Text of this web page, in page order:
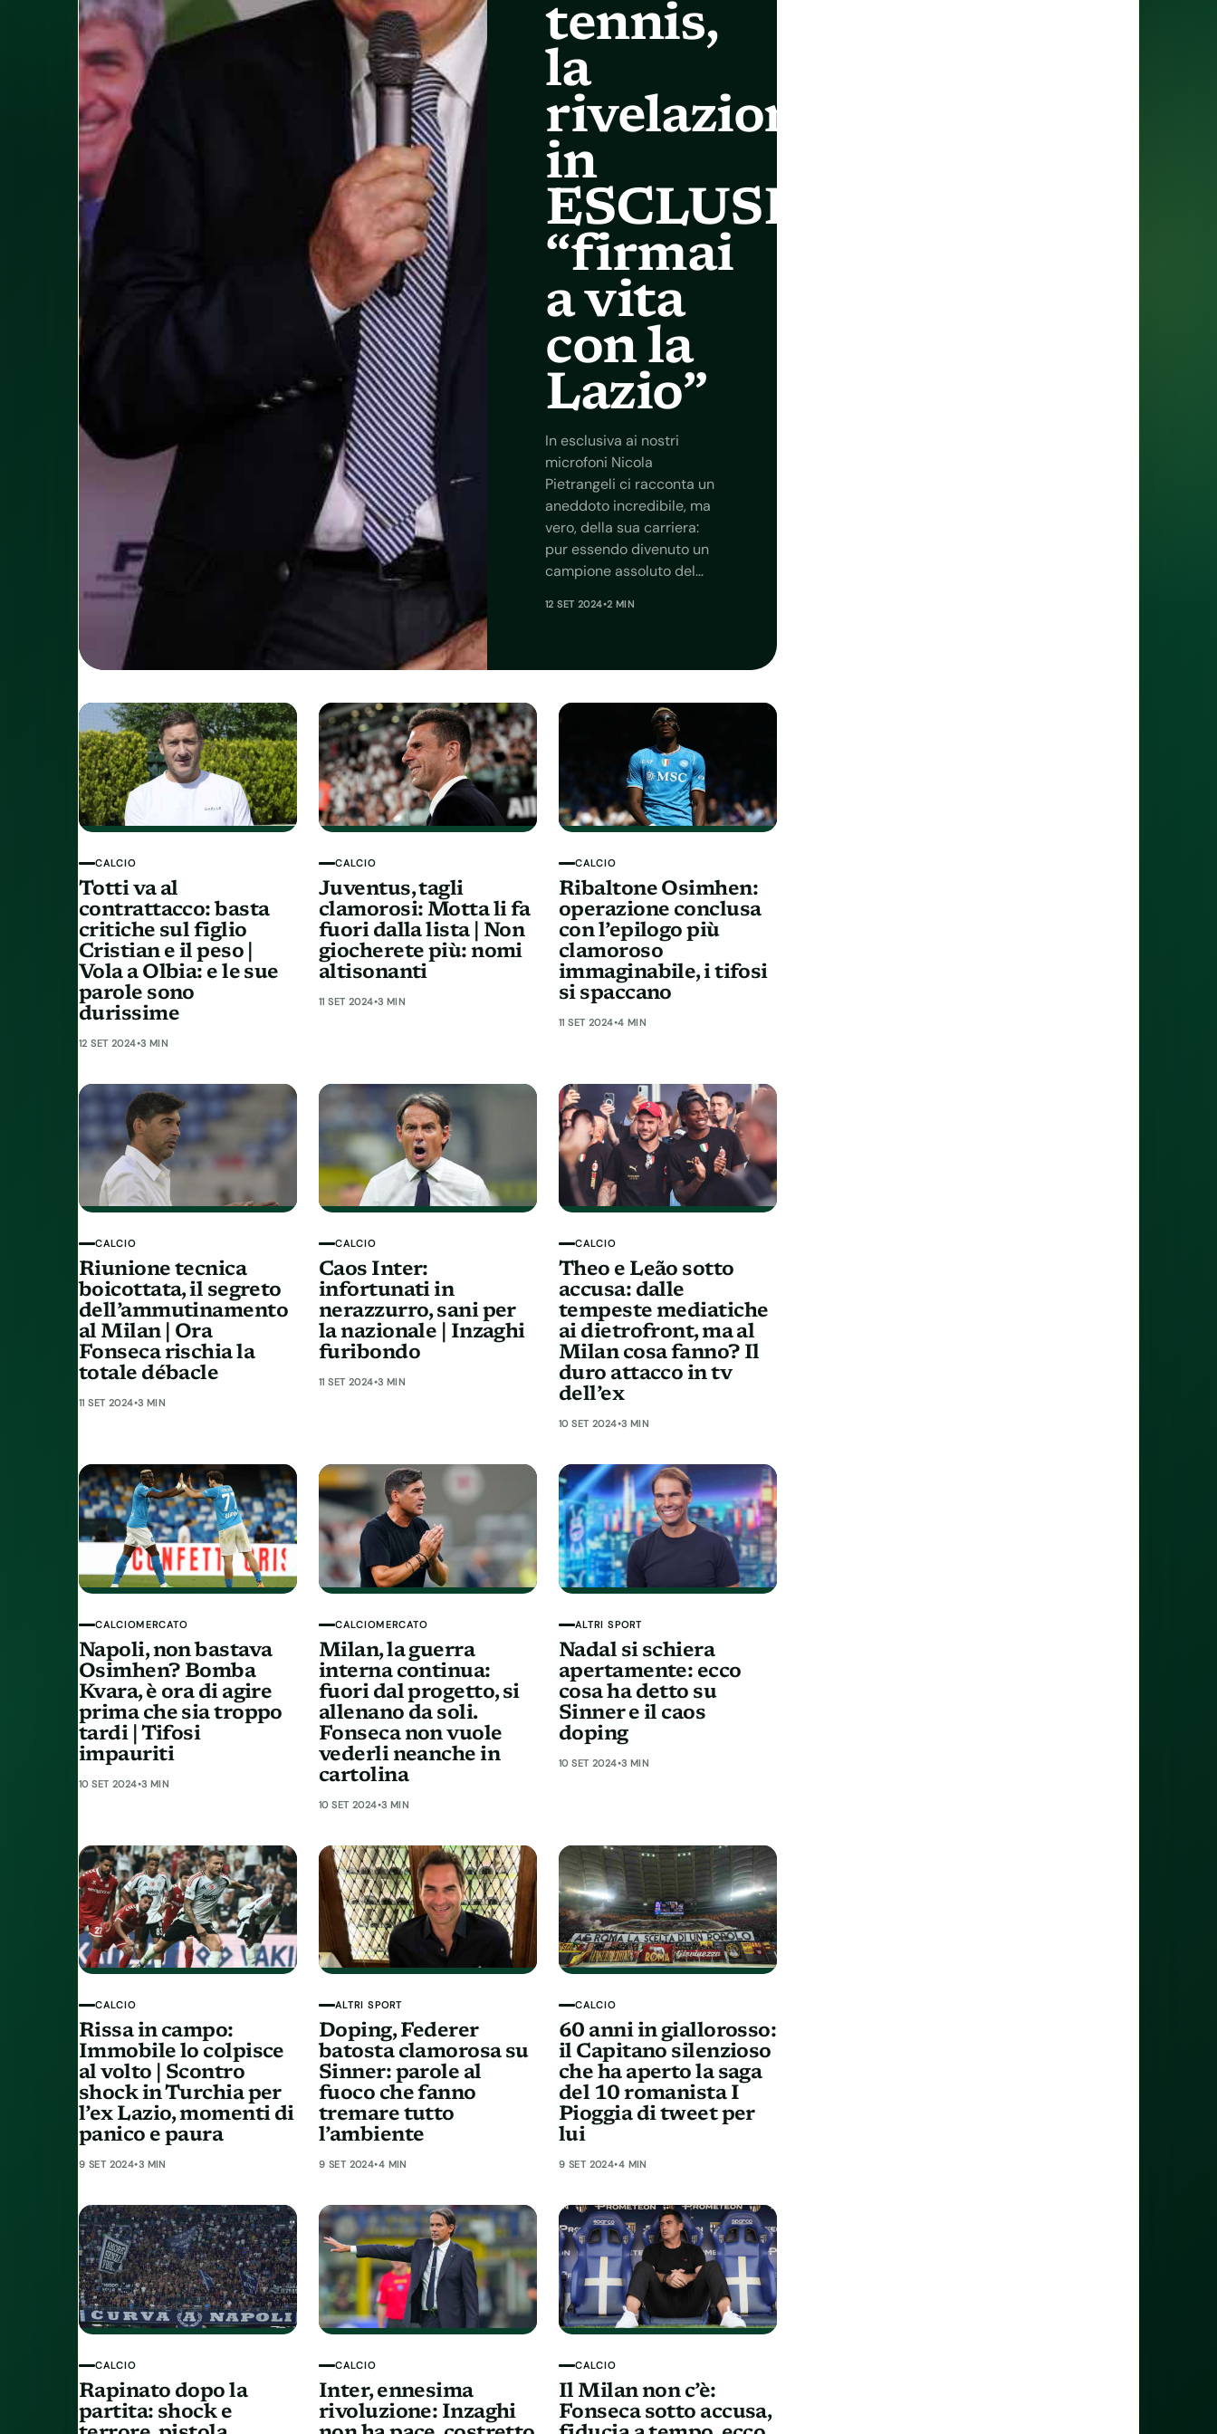
tennis,
la
rivelazione
in
ESCLUSIVA:
“firmai
a vita
con la
Lazio”
In esclusiva ai nostri
microfoni Nicola
Pietrangeli ci racconta un
aneddoto incredibile, ma
vero, della sua carriera:
pur essendo divenuto un
campione assoluto del…
12 SET 2024•2 MIN
CALCIO
Totti va al
contrattacco: basta
critiche sul figlio
Cristian e il peso |
Vola a Olbia: e le sue
parole sono
durissime
12 SET 2024•3 MIN
CALCIO
Juventus, tagli
clamorosi: Motta li fa
fuori dalla lista | Non
giocherete più: nomi
altisonanti
11 SET 2024•3 MIN
CALCIO
Ribaltone Osimhen:
operazione conclusa
con l’epilogo più
clamoroso
immaginabile, i tifosi
si spaccano
11 SET 2024•4 MIN
CALCIO
Riunione tecnica
boicottata, il segreto
dell’ammutinamento
al Milan | Ora
Fonseca rischia la
totale débacle
11 SET 2024•3 MIN
CALCIO
Caos Inter:
infortunati in
nerazzurro, sani per
la nazionale | Inzaghi
furibondo
11 SET 2024•3 MIN
CALCIO
Theo e Leão sotto
accusa: dalle
tempeste mediatiche
ai dietrofront, ma al
Milan cosa fanno? Il
duro attacco in tv
dell’ex
10 SET 2024•3 MIN
CALCIOMERCATO
Napoli, non bastava
Osimhen? Bomba
Kvara, è ora di agire
prima che sia troppo
tardi | Tifosi
impauriti
10 SET 2024•3 MIN
CALCIOMERCATO
Milan, la guerra
interna continua:
fuori dal progetto, si
allenano da soli.
Fonseca non vuole
vederli neanche in
cartolina
10 SET 2024•3 MIN
ALTRI SPORT
Nadal si schiera
apertamente: ecco
cosa ha detto su
Sinner e il caos
doping
10 SET 2024•3 MIN
CALCIO
Rissa in campo:
Immobile lo colpisce
al volto | Scontro
shock in Turchia per
l’ex Lazio, momenti di
panico e paura
9 SET 2024•3 MIN
ALTRI SPORT
Doping, Federer
batosta clamorosa su
Sinner: parole al
fuoco che fanno
tremare tutto
l’ambiente
9 SET 2024•4 MIN
CALCIO
60 anni in giallorosso:
il Capitano silenzioso
che ha aperto la saga
del 10 romanista I
Pioggia di tweet per
lui
9 SET 2024•4 MIN
CALCIO
Rapinato dopo la
partita: shock e
CALCIO
Inter, ennesima
rivoluzione: Inzaghi
CALCIO
Il Milan non c’è:
Fonseca sotto accusa,